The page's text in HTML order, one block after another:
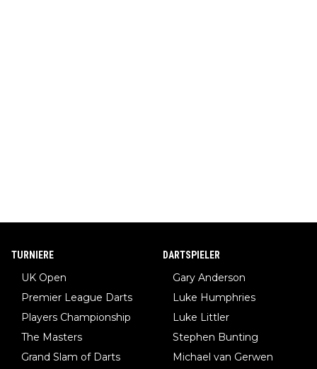
TURNIERE
UK Open
Premier League Darts
Players Championship
The Masters
Grand Slam of Darts
DARTSPIELER
Gary Anderson
Luke Humphries
Luke Littler
Stephen Bunting
Michael van Gerwen